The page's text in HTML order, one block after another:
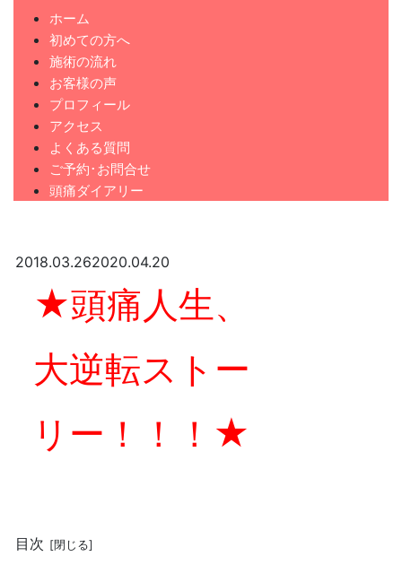
ホーム
初めての方へ
施術の流れ
お客様の声
プロフィール
アクセス
よくある質問
ご予約･お問合せ
頭痛ダイアリー
2018.03.262020.04.20
★頭痛人生、
大逆転ストー
リー！！！★
目次